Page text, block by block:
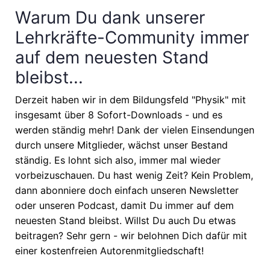
Warum Du dank unserer
Lehrkräfte-Community immer
auf dem neuesten Stand
bleibst...
Derzeit haben wir in dem Bildungsfeld "Physik" mit
insgesamt über 8 Sofort-Downloads - und es
werden ständig mehr! Dank der vielen Einsendungen
durch unsere Mitglieder, wächst unser Bestand
ständig. Es lohnt sich also, immer mal wieder
vorbeizuschauen. Du hast wenig Zeit? Kein Problem,
dann abonniere doch einfach unseren Newsletter
oder unseren Podcast, damit Du immer auf dem
neuesten Stand bleibst. Willst Du auch Du etwas
beitragen? Sehr gern - wir belohnen Dich dafür mit
einer kostenfreien Autorenmitgliedschaft!